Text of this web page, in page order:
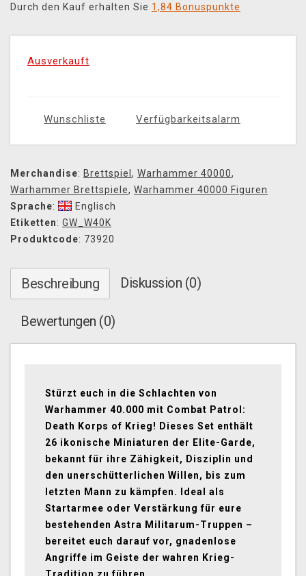
Durch den Kauf erhalten Sie 1,84 Bonuspunkte
Ausverkauft
Wunschliste Verfügbarkeitsalarm
Merchandise: Brettspiel , Warhammer 40000,
Warhammer Brettspiele, Warhammer 40000 Figuren
Sprache:
Englisch
Etiketten: GW_W40K
Produktcode: 73920
Beschreibung Diskussion (0)
Bewertungen (0)
Stürzt euch in die Schlachten von
Warhammer 40.000 mit Combat Patrol:
Death Korps of Krieg! Dieses Set enthält
26 ikonische Miniaturen der Elite-Garde,
bekannt für ihre Zähigkeit, Disziplin und
den unerschütterlichen Willen, bis zum
letzten Mann zu kämpfen. Ideal als
Startarmee oder Verstärkung für eure
bestehenden Astra Militarum-Truppen –
bereitet euch darauf vor, gnadenlose
Angriffe im Geiste der wahren Krieg-